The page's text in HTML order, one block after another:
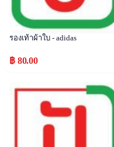
รองเท้าผ้าใบ - adidas
฿ 80.00
Popular